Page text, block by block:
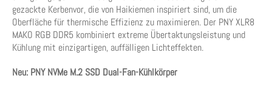
gezackte Kerbenvor, die von Haikiemen inspiriert sind, um die
Oberfläche für thermische Effizienz zu maximieren. Der PNY XLR8
MAKO RGB DDR5 kombiniert extreme Übertaktungsleistung und
Kühlung mit einzigartigen, auffälligen Lichteffekten.
Neu: PNY NVMe M.2 SSD Dual-Fan-Kühlkörper